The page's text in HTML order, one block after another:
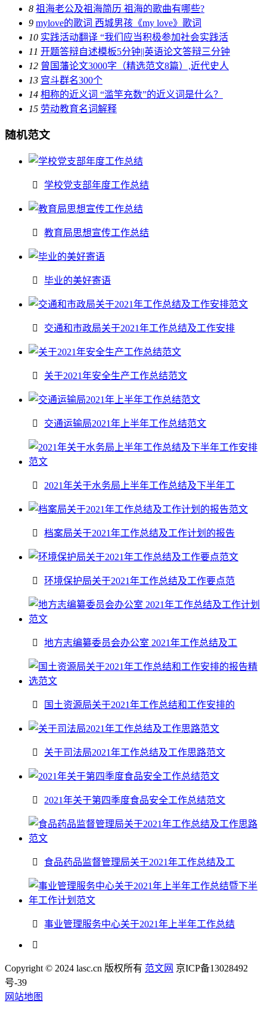
8 祖海老公及祖海简历 祖海的歌曲有哪些?
9 mylove的歌词 西城男孩《my love》歌词
10 实践活动翻译 “我们应当积极参加社会实践活
11 开题答辩自述模板5分钟||英语论文答辩三分钟
12 曾国藩论文3000字（精选范文8篇）,近代史人
13 宫斗群名300个
14 相称的近义词 “滥竽充数”的近义词是什么？
15 劳动教育名词解释
随机范文
学校党支部年度工作总结
教育局思想宣传工作总结
毕业的美好寄语
交通和市政局关于2021年工作总结及工作安排
关于2021年安全生产工作总结范文
交通运输局2021年上半年工作总结范文
2021年关于水务局上半年工作总结及下半年工
档案局关于2021年工作总结及工作计划的报告
环境保护局关于2021年工作总结及工作要点范
地方志编纂委员会办公室 2021年工作总结及工
国土资源局关于2021年工作总结和工作安排的
关于司法局2021年工作总结及工作思路范文
2021年关于第四季度食品安全工作总结范文
食品药品监督管理局关于2021年工作总结及工
事业管理服务中心关于2021年上半年工作总结
Copyright © 2024 lasc.cn 版权所有 范文网 京ICP备13028492
号-39
网站地图